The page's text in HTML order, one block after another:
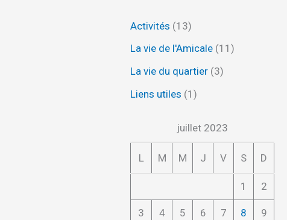
Activités (13)
La vie de l'Amicale (11)
La vie du quartier (3)
Liens utiles (1)
juillet 2023
L M M J V S D
1 2
3 4 5 6 7 8 9